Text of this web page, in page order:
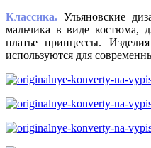
Классика. Ульяновские
мальчика в виде костюма,
платье принцессы.
используются для